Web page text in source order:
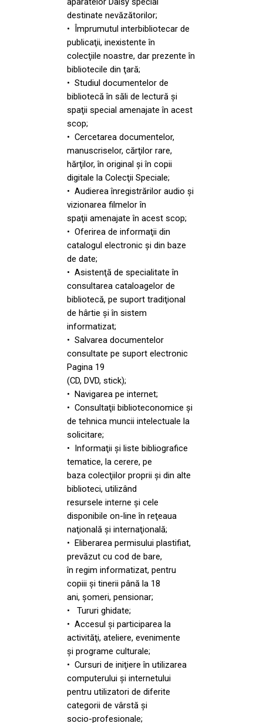
destinate nevăzătorilor;
• Împrumutul interbibliotecar de
publicaţii, inexistente în
colecţiile noastre, dar prezente în
bibliotecile din ţară;
• Studiul documentelor de
bibliotecă în săli de lectură şi
spaţii special amenajate în acest
scop;
• Cercetarea documentelor,
manuscriselor, cărţilor rare,
hărţilor, în original şi în copii
digitale la Colecţii Speciale;
• Audierea înregistrărilor audio şi
vizionarea filmelor în
spaţii amenajate în acest scop;
• Oferirea de informaţii din
catalogul electronic şi din baze
de date;
• Asistenţă de specialitate în
consultarea cataloagelor de
bibliotecă, pe suport tradiţional
de hârtie şi în sistem
informatizat;
• Salvarea documentelor
consultate pe suport electronic
Pagina 19
(CD, DVD, stick);
• Navigarea pe internet;
• Consultaţii biblioteconomice şi
de tehnica muncii intelectuale la
solicitare;
• Informaţii şi liste bibliografice
tematice, la cerere, pe
baza colecţiilor proprii şi din alte
biblioteci, utilizând
resursele interne şi cele
disponibile on-line în reţeaua
naţională şi internaţională;
• Eliberarea permisului plastifiat,
prevăzut cu cod de bare,
în regim informatizat, pentru
copiii şi tinerii până la 18
ani, şomeri, pensionar;
• Tururi ghidate;
• Accesul şi participarea la
activităţi, ateliere, evenimente
şi programe culturale;
• Cursuri de iniţiere în utilizarea
computerului şi internetului
pentru utilizatori de diferite
categorii de vârstă şi
socio-profesionale;